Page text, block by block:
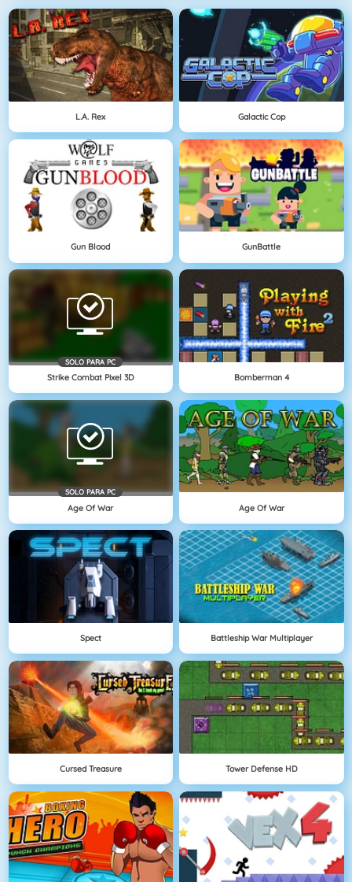
L.A. Rex Galactic Cop
Gun Blood GunBattle
SOLO PARA PC
Strike Combat Pixel 3D Bomberman 4
SOLO PARA PC
Age Of War Age Of War
Spect Battleship War Multiplayer
Cursed Treasure Tower Defense HD